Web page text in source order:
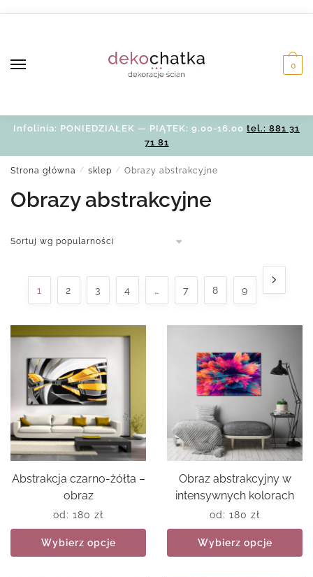
0
Infolinia: PONIEDZIAŁEK — PIĄTEK: 9.00-16.00 tel.: 881 31
71 81
Strona główna / sklep / Obrazy abstrakcyjne
Obrazy abstrakcyjne
1 2 3 4 … 7 8 9
Abstrakcja czarno-żółta –
obraz
od: 180 zł
Wybierz opcje
Obraz abstrakcyjny w
intensywnych kolorach
od: 180 zł
Wybierz opcje